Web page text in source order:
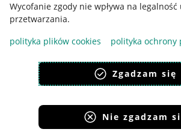
Wycofanie zgody nie wpływa na
przetwarzania.
polityka plików cookies
polityka ochrony
Zgadzam się
Nie zgadzam
Korzystanie z serwisu oznacza akceptację